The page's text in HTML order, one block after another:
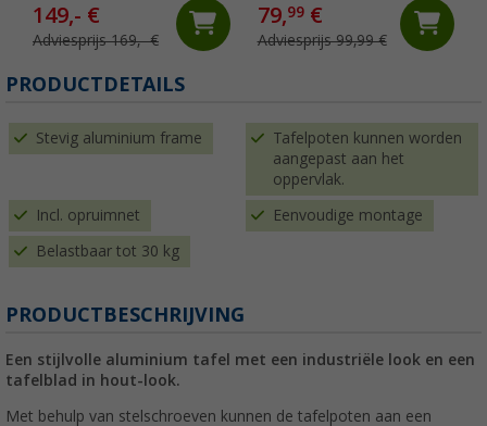
149,- €
Adviesprijs 169,- €
79,99€
Adviesprijs 99,99 €
PRODUCTDETAILS
Stevig aluminium frame
Tafelpoten kunnen worden
aangepast aan het
oppervlak.
Incl. opruimnet Eenvoudige montage
Belastbaar tot 30 kg
PRODUCTBESCHRIJVING
Een stijlvolle aluminium tafel met een industriële look en een
tafelblad in hout-look.
Met behulp van stelschroeven kunnen de tafelpoten aan een